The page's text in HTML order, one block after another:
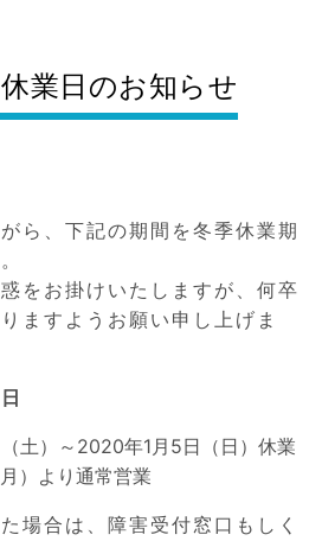
業日のお知らせ
ら、下記の期間を冬季休業期
をお掛けいたしますが、何卒
ますようお願い申し上げま
土）～2020年1月5日（日）休業
）より通常営業
場合は、障害受付窓口もしく